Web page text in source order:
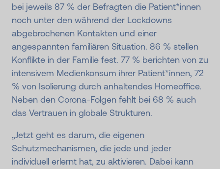
bei jeweils 87 % der Befragten die Patient*innen
noch unter den während der Lockdowns
abgebrochenen Kontakten und einer
angespannten familiären Situation. 86 % stellen
Konflikte in der Familie fest. 77 % berichten von zu
intensivem Medienkonsum ihrer Patient*innen, 72
% von Isolierung durch anhaltendes Homeoffice.
Neben den Corona-Folgen fehlt bei 68 % auch
das Vertrauen in globale Strukturen.
„Jetzt geht es darum, die eigenen
Schutzmechanismen, die jede und jeder
individuell erlernt hat, zu aktivieren. Dabei kann